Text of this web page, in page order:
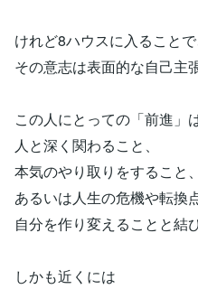
けれど8ハウスに入ることで
その意志は表面的な自己主
この人にとっての「前進」は
人と深く関わること、
本気のやり取りをすること、
あるいは人生の危機や転換
自分を作り変えることと結
しかも近くには